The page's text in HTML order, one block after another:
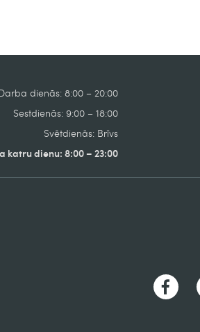
dienās: 8:00 – 20:00
Sestdienās: 9:00 – 18:00
Svētdienās: Brīvs
katru dienu: 8:00 – 23:00